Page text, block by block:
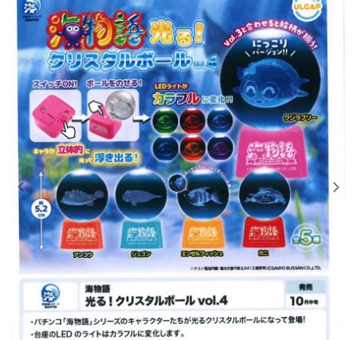
入荷スケジュールをチェック
カプセルトイマシン本体
カプセルトイ
販促用空カプセル
レンタル
景品・玩具・文具
販促用カプセルトイ